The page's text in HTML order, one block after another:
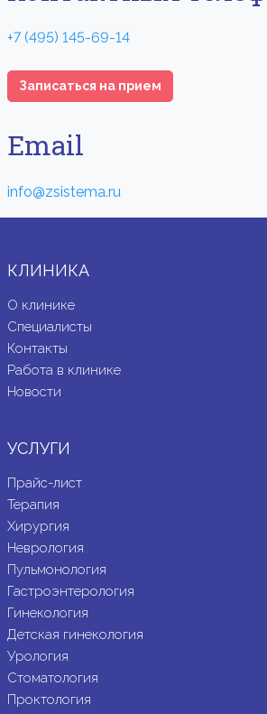
+7 (495) 145-69-14
Записаться на прием
Email
info@zsistema.ru
КЛИНИКА
О клинике
Специалисты
Контакты
Работа в клинике
Новости
УСЛУГИ
Прайс-лист
Терапия
Хирургия
Неврология
Пульмонология
Гастроэнтерология
Гинекология
Детская гинекология
Урология
Стоматология
Проктология